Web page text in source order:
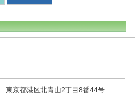
東京都港区北青山2丁目8番44号